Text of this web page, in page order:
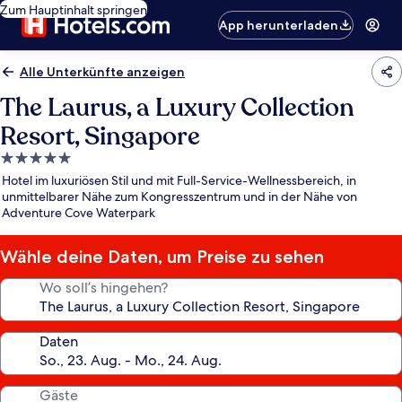
Zum Hauptinhalt springen
App herunterladen
Alle Unterkünfte anzeigen
The Laurus, a Luxury Collection
Resort, Singapore
5.0-
Sterne-
Unterkunft
Hotel im luxuriösen Stil und mit Full-Service-Wellnessbereich, in
unmittelbarer Nähe zum Kongresszentrum und in der Nähe von
Adventure Cove Waterpark
Wähle deine Daten, um Preise zu sehen
Wo soll’s hingehen?
Daten
Gäste